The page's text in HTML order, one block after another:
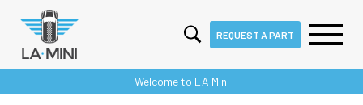
to
REQUEST A PART
Welcome to LA Mini